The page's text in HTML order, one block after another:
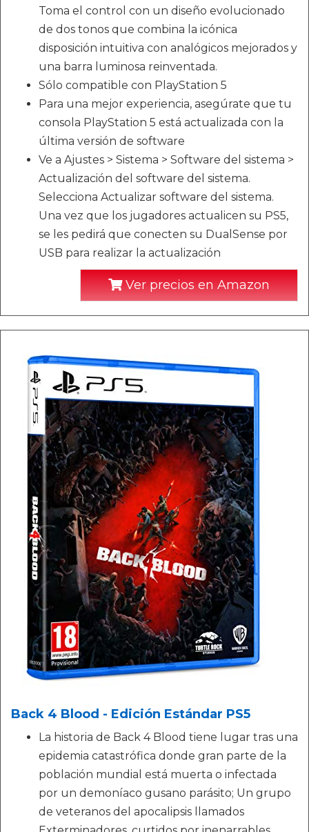
Toma el control con un diseño evolucionado
de dos tonos que combina la icónica
disposición intuitiva con analógicos mejorados y
una barra luminosa reinventada.
Sólo compatible con PlayStation 5
Para una mejor experiencia, asegúrate que tu
consola PlayStation 5 está actualizada con la
última versión de software
Ve a Ajustes > Sistema > Software del sistema >
Actualización del software del sistema.
Selecciona Actualizar software del sistema.
Una vez que los jugadores actualicen su PS5,
se les pedirá que conecten su DualSense por
USB para realizar la actualización
Ver precios en Amazon
Back 4 Blood - Edición Estándar PS5
La historia de Back 4 Blood tiene lugar tras una
epidemia catastrófica donde gran parte de la
población mundial está muerta o infectada
por un demoníaco gusano parásito; Un grupo
de veteranos del apocalipsis llamados